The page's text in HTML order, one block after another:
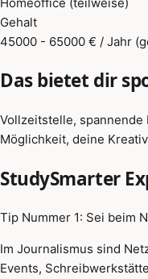
Gehalt
45000 - 65000 € / Jahr
Das bietet dir
Vollzeitstelle, spannende
Möglichkeit, deine
StudySmarter
Tip Nummer 1: Sei beim
Im Journalismus sind
Events,